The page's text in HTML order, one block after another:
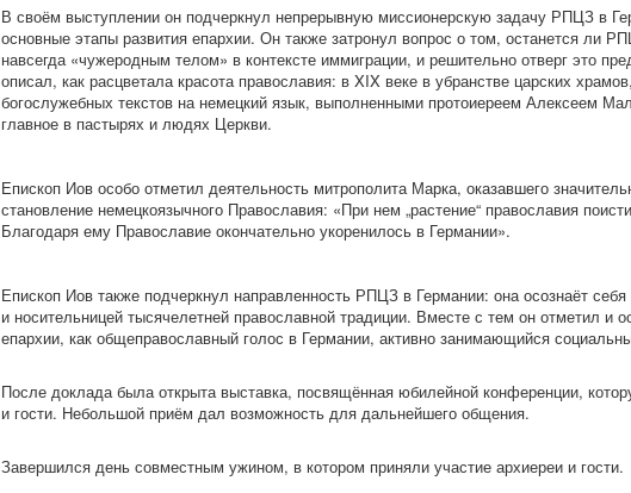
В своём выступлении он подчеркнул непрерывную миссионерскую задачу РПЦЗ в
основные этапы развития епархии. Он также затронул вопрос о том, останется ли
навсегда «чужеродным телом» в контексте иммиграции, и решительно отверг это
описал, как расцветала красота православия: в XIX веке в убранстве царских
богослужебных текстов на немецкий язык, выполненными протоиереем Алексеем
главное в пастырях и людях Церкви.
Епископ Иов особо отметил деятельность митрополита Марка, оказавшего
становление немецкоязычного Православия: «При нем „растение“ православия
Благодаря ему Православие окончательно укоренилось в Германии».
Епископ Иов также подчеркнул направленность РПЦЗ в Германии: она осознаёт
и носительницей тысячелетней православной традиции. Вместе с тем он отметил и
епархии, как общеправославный голос в Германии, активно занимающийся
После доклада была открыта выставка, посвящённая юбилейной конференции,
и гости. Небольшой приём дал возможность для дальнейшего общения.
Завершился день совместным ужином, в котором приняли участие архиереи и гости.